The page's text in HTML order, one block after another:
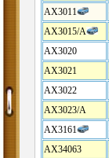
AX3011
AX3015/A
AX3020
AX3021
AX3022
AX3023/A
AX3161
AX34063